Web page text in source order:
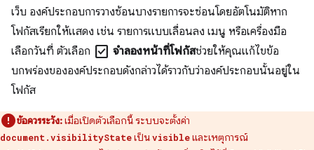
เว็บ องค์ประกอบการวางซ้อนบางรายการจะซ่อนโดยอัตโนมัติหาก
โฟกัสเรียกให้แสดง เช่น รายการแบบเลื่อนลง เมนู หรือเครื่องมือ
เลือกวันที่ ตัวเลือก check_box จำลองหน้าที่โฟกัสช่วยให้คุณแก้ไขข้อ
บกพร่องขององค์ประกอบดังกล่าวได้ราวกับว่าองค์ประกอบนั้นอยู่ใน
โฟกัส
ข้อควรระวัง:เมื่อเปิดตัวเลือกนี้ ระบบจะตั้งค่า
document.visibilityStateเป็นvisibleและเหตุการณ์